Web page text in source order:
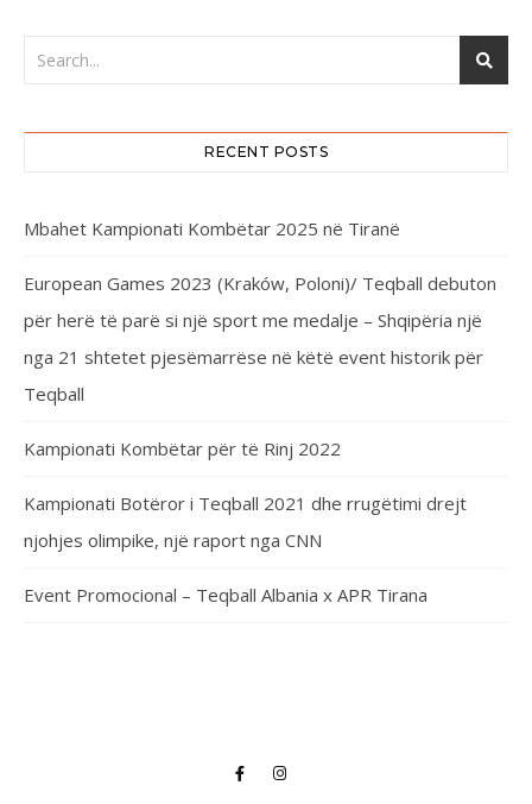
RECENT POSTS
Mbahet Kampionati Kombëtar 2025 në Tiranë
European Games 2023 (Kraków, Poloni)/ Teqball debuton
për herë të parë si një sport me medalje – Shqipëria një
nga 21 shtetet pjesëmarrëse në këtë event historik për
Teqball
Kampionati Kombëtar për të Rinj 2022
Kampionati Botëror i Teqball 2021 dhe rrugëtimi drejt
njohjes olimpike, një raport nga CNN
Event Promocional – Teqball Albania x APR Tirana